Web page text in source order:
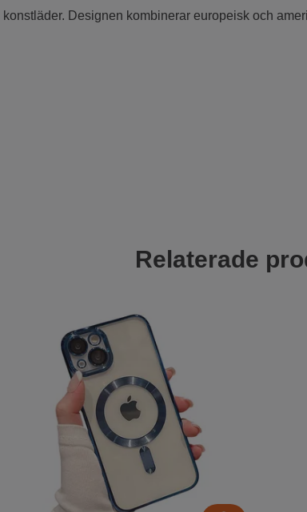
konstläder. Designen kombinerar europeisk och
Relaterade